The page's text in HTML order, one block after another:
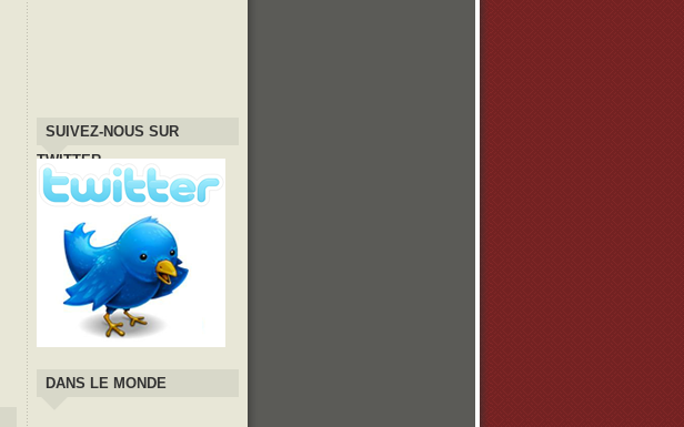
SUIVEZ-NOUS SUR
TWITTER
DANS LE MONDE